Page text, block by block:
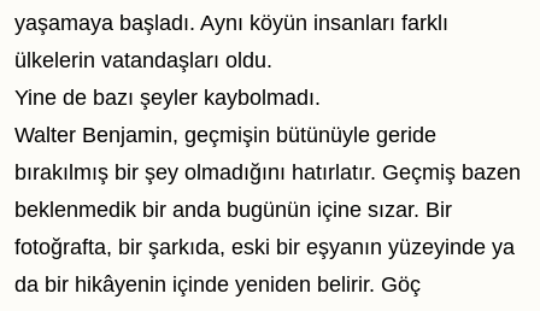
yaşamaya başladı. Aynı köyün insanları farklı
ülkelerin vatandaşları oldu.
Yine de bazı şeyler kaybolmadı.
Walter Benjamin, geçmişin bütünüyle geride
bırakılmış bir şey olmadığını hatırlatır. Geçmiş bazen
beklenmedik bir anda bugünün içine sızar. Bir
fotoğrafta, bir şarkıda, eski bir eşyanın yüzeyinde ya
da bir hikâyenin içinde yeniden belirir. Göç